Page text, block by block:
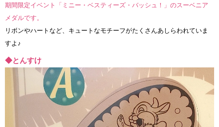
期間限定イベント「ミニー・ベスティーズ・バッシュ！」のスーベニア
メダルです。
リボンやハートなど、キュートなモチーフがたくさんあしらわれていま
すよ♪
◆とんすけ